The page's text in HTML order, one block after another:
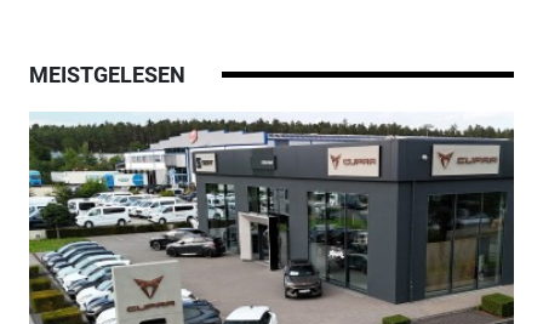
MEISTGELESEN